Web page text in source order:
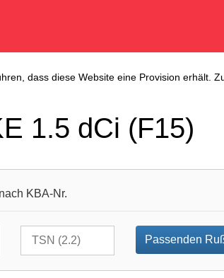
dass diese Website eine Provision erhält.
1.5 dCi (F15)
KBA-Nr.
Passenden